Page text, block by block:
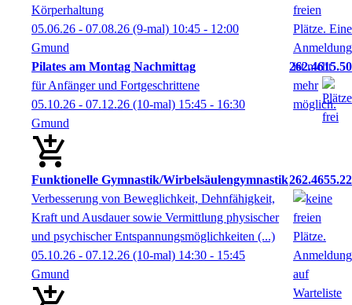
Körperhaltung
05.06.26 - 07.08.26 (9-mal) 10:45 - 12:00
Gmund
Pilates am Montag Nachmittag
262.4615.50
für Anfänger und Fortgeschrittene
05.10.26 - 07.12.26 (10-mal) 15:45 - 16:30
Gmund
Funktionelle Gymnastik/Wirbelsäulengymnastik262.4655.22
Verbesserung von Beweglichkeit, Dehnfähigkeit,
Kraft und Ausdauer sowie Vermittlung physischer
und psychischer Entspannungsmöglichkeiten (...)
05.10.26 - 07.12.26 (10-mal) 14:30 - 15:45
Gmund